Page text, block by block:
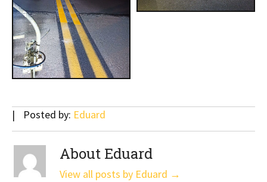
Posted by: Eduard
About Eduard
View all posts by Eduard →